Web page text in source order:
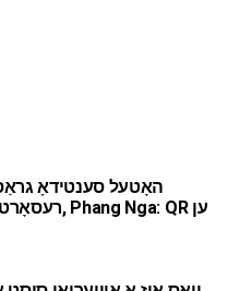
האָטעל סענטידאָ